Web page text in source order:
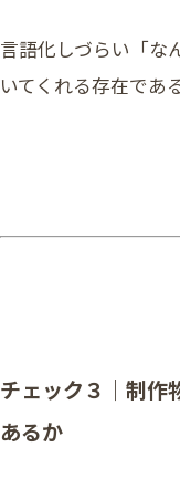
言語化しづらい「な
いてくれる存在であ
チェック３｜制作
あるか